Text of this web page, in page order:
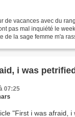
de vacances avec du
pas mal inquiété le
de la sage femme m'a
i was
07:25